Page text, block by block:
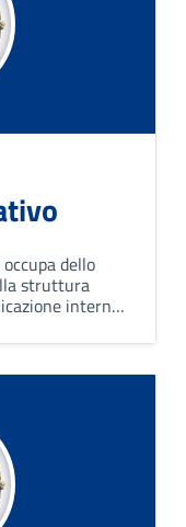
dello
struttura
interna